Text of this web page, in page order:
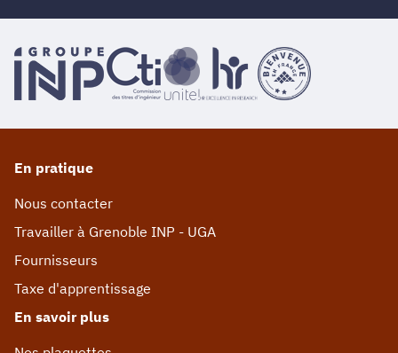
En pratique
Nous contacter
Travailler à Grenoble INP - UGA
Fournisseurs
Taxe d'apprentissage
En savoir plus